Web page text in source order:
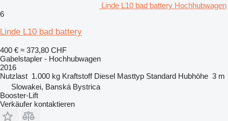
Linde L10 bad battery Hochhubwagen
6
Linde L10 bad battery
400 € ≈ 373,80 CHF
Gabelstapler - Hochhubwagen
2016
Nutzlast 1.000 kg Kraftstoff Diesel Masttyp Standard Hubhöhe 3 m
Slowakei, Banská Bystrica
Booster-Lift
Verkäufer kontaktieren